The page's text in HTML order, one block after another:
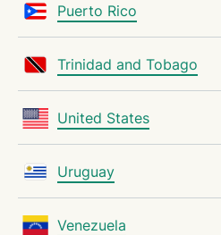
Puerto Rico
Trinidad and Tobago
United States
Uruguay
Venezuela